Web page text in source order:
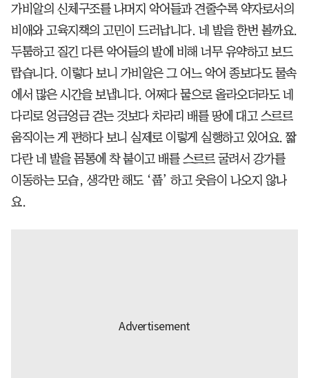
가비알의 신체구조를 나머지 악어들과 견줄수록 약자로서의
비애와 고육지책의 고민이 드러납니다. 네 발을 한번 볼까요.
두툼하고 질긴 다른 악어들의 발에 비해 너무 유약하고 보드
랍습니다. 이렇다 보니 가비알은 그 어느 악어 종보다도 물속
에서 많은 시간을 보냅니다. 어쩌다 뭍으로 올라오더라도 네
다리로 엉금엉금 걷는 것보다 차라리 배를 땅에 대고 스르르
움직이는 게 편하다 보니 실제로 이렇게 실행하고 있어요. 짧
다란 네 발을 몸통에 착 붙이고 배를 스르르 굴려서 강가를
이동하는 모습, 생각만 해도 ‘풉’ 하고 웃음이 나오지 않나
요.